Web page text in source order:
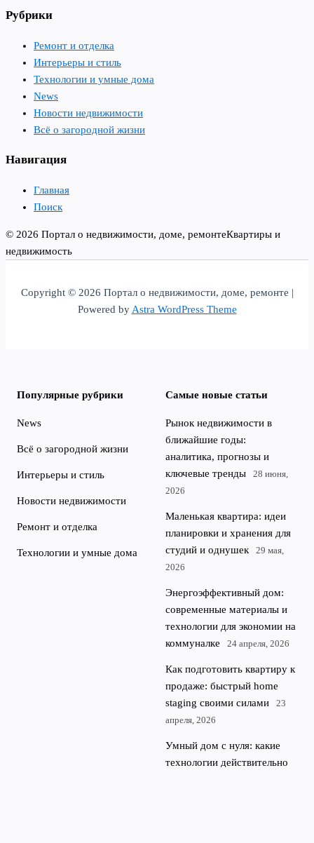
Рубрики
Ремонт и отделка
Интерьеры и стиль
Технологии и умные дома
News
Новости недвижимости
Всё о загородной жизни
Навигация
Главная
Поиск
© 2026 Портал о недвижимости, доме, ремонтеКвартиры и
недвижимость
Copyright © 2026 Портал о недвижимости, доме, ремонте |
Powered byAstra WordPress Theme
Популярные рубрики
News
Всё о загородной жизни
Интерьеры и стиль
Новости недвижимости
Ремонт и отделка
Технологии и умные дома
Самые новые статьи
Рынок недвижимости в
ближайшие годы:
аналитика, прогнозы и
ключевые тренды
28 июня,
2026
Маленькая квартира: идеи
планировки и хранения для
студий и однушек
29 мая,
2026
Энергоэффективный дом:
современные материалы и
технологии для экономии на
коммуналке
24 апреля, 2026
Как подготовить квартиру к
продаже: быстрый home
staging своими силами
23
апреля, 2026
Умный дом с нуля: какие
технологии действительно